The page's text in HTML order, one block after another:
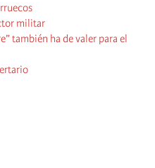
militar
también ha de valer para el